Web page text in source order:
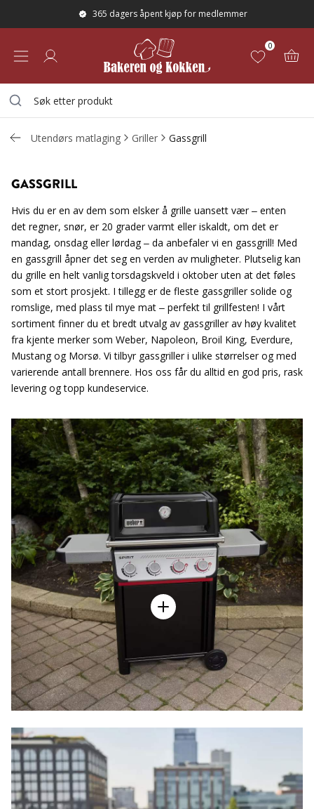
365 dagers åpent kjøp for medlemmer
0
Utendørs matlaging Griller Gassgrill
GASSGRILL
Hvis du er en av dem som elsker å grille uansett vær – enten
det regner, snør, er 20 grader varmt eller iskaldt, om det er
mandag, onsdag eller lørdag – da anbefaler vi en gassgrill! Med
en gassgrill åpner det seg en verden av muligheter. Plutselig kan
du grille en helt vanlig torsdagskveld i oktober uten at det føles
som et stort prosjekt. I tillegg er de fleste gassgriller solide og
romslige, med plass til mye mat – perfekt til grillfesten! I vårt
sortiment finner du et bredt utvalg av gassgriller av høy kvalitet
fra kjente merker som Weber, Napoleon, Broil King, Everdure,
Mustang og Morsø. Vi tilbyr gassgriller i ulike størrelser og med
varierende antall brennere. Hos oss får du alltid en god pris, rask
levering og topp kundeservice.